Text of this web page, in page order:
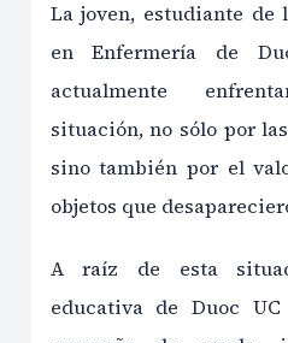
La joven, estudiante de
en Enfermería de
actualmente
situación, no sólo por
sino también por el
objetos que
A raíz de esta
educativa de Duoc